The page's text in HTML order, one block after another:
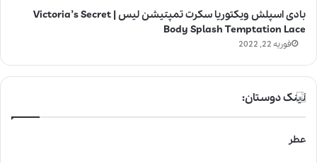
بادی اسپلش ویکتوریا سکرت تمپتیشن لیس | Victoria’s Secret
Body Splash Temptation Lace
فوریه 22, 2022
لینک دوستان:
عطر